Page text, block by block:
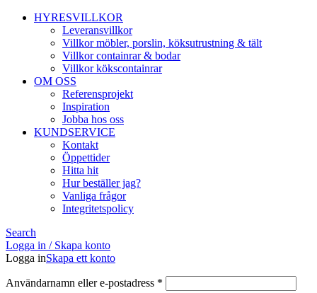
HYRESVILLKOR
Leveransvillkor
Villkor möbler, porslin, köksutrustning & tält
Villkor containrar & bodar
Villkor kökscontainrar
OM OSS
Referensprojekt
Inspiration
Jobba hos oss
KUNDSERVICE
Kontakt
Öppettider
Hitta hit
Hur beställer jag?
Vanliga frågor
Integritetspolicy
Search
Logga in / Skapa konto
Logga inSkapa ett konto
Användarnamn eller e-postadress *